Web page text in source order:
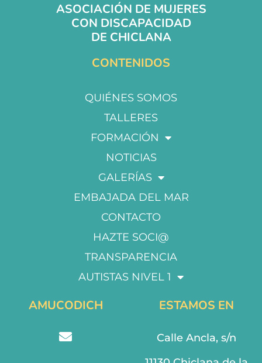
ASOCIACIÓN DE MUJERES
CON DISCAPACIDAD
DE CHICLANA
CONTENIDOS
QUIÉNES SOMOS
TALLERES
FORMACIÓN
NOTICIAS
GALERÍAS
EMBAJADA DEL MAR
CONTACTO
HAZTE SOCI@
TRANSPARENCIA
AUTISTAS NIVEL 1
AMUCODICH ESTAMOS EN
Calle Ancla, s/n